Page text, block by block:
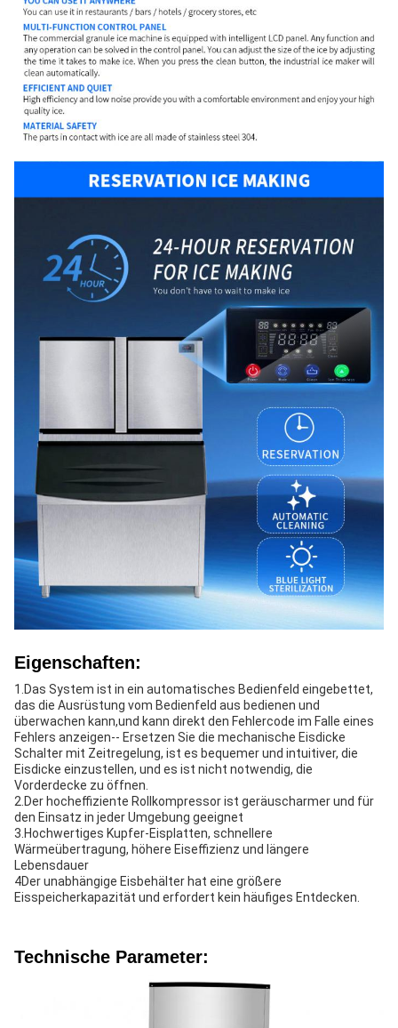
Eigenschaften:
1.Das System ist in ein automatisches Bedienfeld eingebettet,
das die Ausrüstung vom Bedienfeld aus bedienen und
überwachen kann,und kann direkt den Fehlercode im Falle eines
Fehlers anzeigen-- Ersetzen Sie die mechanische Eisdicke
Schalter mit Zeitregelung, ist es bequemer und intuitiver, die
Eisdicke einzustellen, und es ist nicht notwendig, die
Vorderdecke zu öffnen.
2.Der hocheffiziente Rollkompressor ist geräuscharmer und für
den Einsatz in jeder Umgebung geeignet
3.Hochwertiges Kupfer-Eisplatten, schnellere
Wärmeübertragung, höhere Eiseffizienz und längere
Lebensdauer
4Der unabhängige Eisbehälter hat eine größere
Eisspeicherkapazität und erfordert kein häufiges Entdecken.
Technische Parameter: